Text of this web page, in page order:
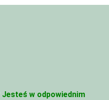
Jesteś w odpowiednim